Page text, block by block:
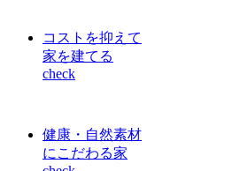
コストを抑えて
家を建てる
check
健康・自然素材
にこだわる家